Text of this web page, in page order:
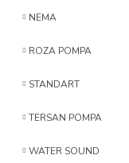
NEMA
ROZA POMPA
STANDART
TERSAN POMPA
WATER SOUND